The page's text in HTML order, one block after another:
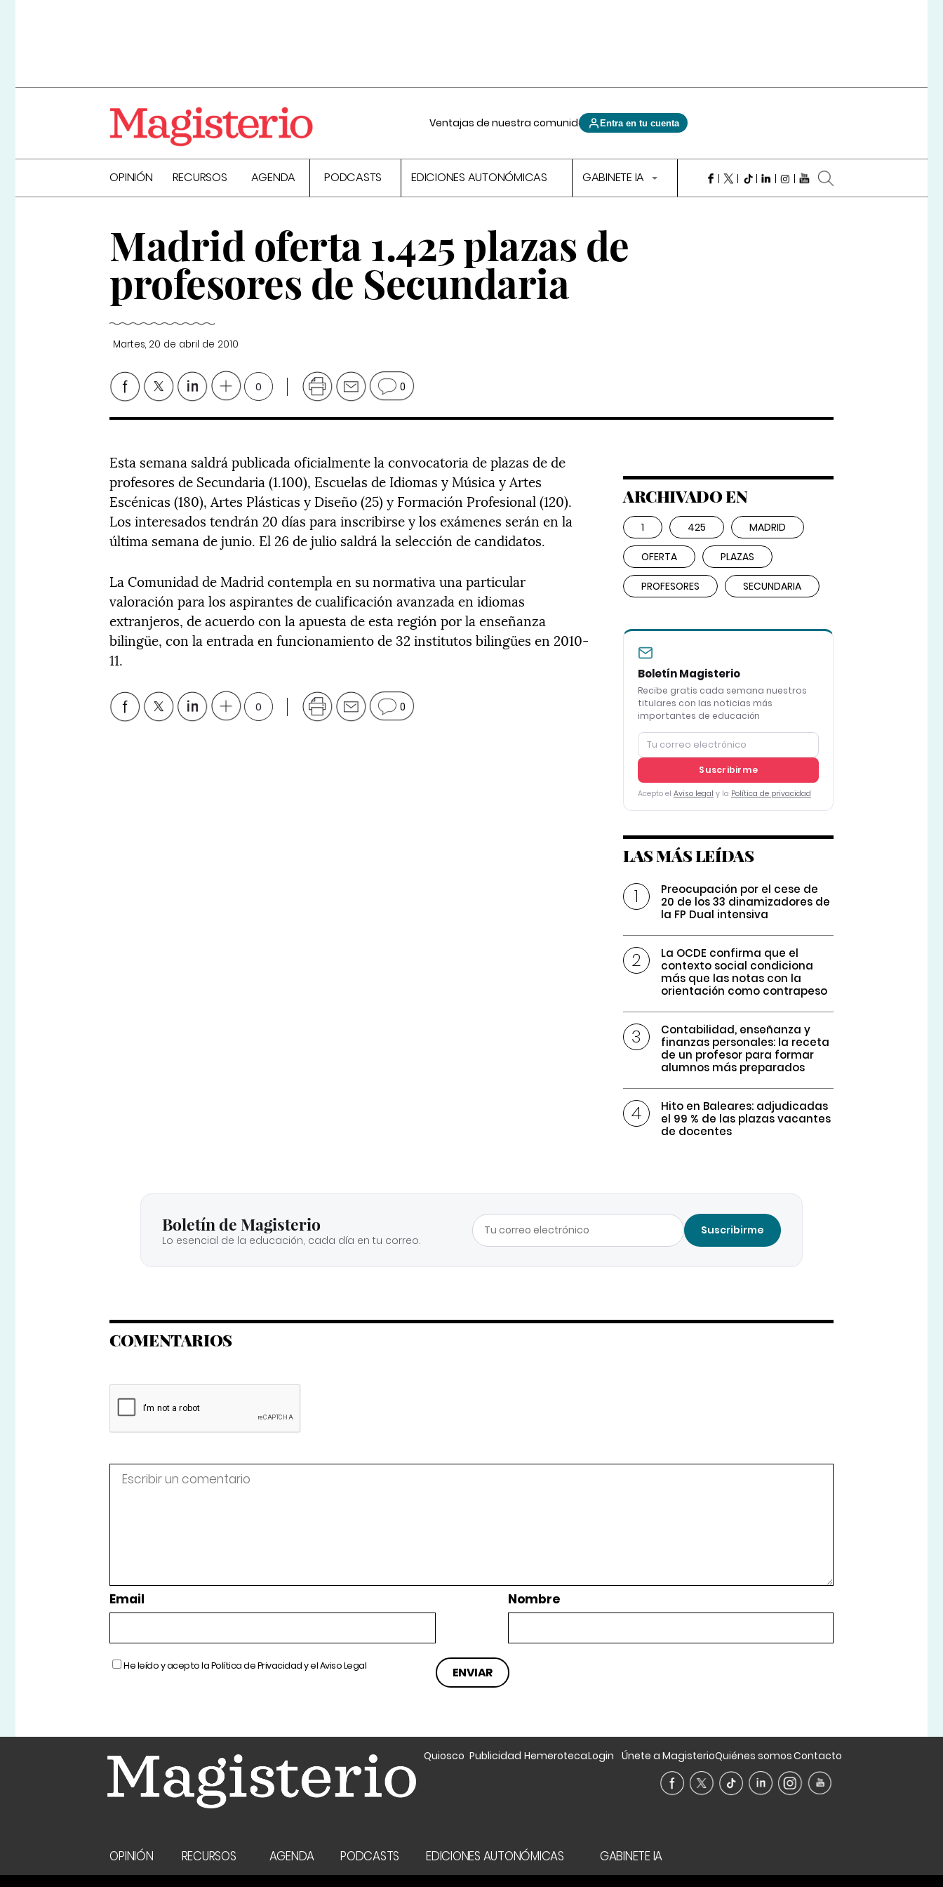
Ventajas de nuestra comunidad Entra en tu cuenta
OPINIÓN RECURSOS AGENDA PODCASTS EDICIONES AUTONÓMICAS GABINETE IA
Madrid oferta 1.425 plazas de
profesores de Secundaria
Martes, 20 de abril de 2010
0 0
Esta semana saldrá publicada oficialmente la convocatoria de plazas de de
profesores de Secundaria (1.100), Escuelas de Idiomas y Música y Artes
Escénicas (180), Artes Plásticas y Diseño (25) y Formación Profesional (120).
Los interesados tendrán 20 días para inscribirse y los exámenes serán en la
última semana de junio. El 26 de julio saldrá la selección de candidatos.
La Comunidad de Madrid contempla en su normativa una particular
valoración para los aspirantes de cualificación avanzada en idiomas
extranjeros, de acuerdo con la apuesta de esta región por la enseñanza
bilingüe, con la entrada en funcionamiento de 32 institutos bilingües en 2010-
11.
0 0
ARCHIVADO EN
1 425 MADRID
OFERTA PLAZAS
PROFESORES SECUNDARIA
Boletín Magisterio
Recibe gratis cada semana nuestros
titulares con las noticias más
importantes de educación
Suscribirme
Acepto el Aviso legal y la Política de privacidad
LAS MÁS LEÍDAS
Preocupación por el cese de
20 de los 33 dinamizadores de
la FP Dual intensiva
La OCDE confirma que el
contexto social condiciona
más que las notas con la
orientación como contrapeso
Contabilidad, enseñanza y
finanzas personales: la receta
de un profesor para formar
alumnos más preparados
Hito en Baleares: adjudicadas
el 99 % de las plazas vacantes
de docentes
Boletín de Magisterio
Lo esencial de la educación, cada día en tu correo.
Suscribirme
COMENTARIOS
Email Nombre
He leído y acepto laPolítica de Privacidady elAviso Legal
Quiosco Publicidad HemerotecaLogin Únete a MagisterioQuiénes somosContacto
OPINIÓN RECURSOS AGENDA PODCASTS EDICIONES AUTONÓMICAS GABINETE IA